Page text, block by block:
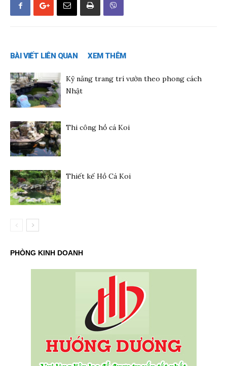
BÀI VIẾT LIÊN QUAN XEM THÊM
Kỹ năng trang trí vườn theo phong cách
Nhật
Thi công hồ cá Koi
Thiết kế Hồ Cá Koi
PHÒNG KINH DOANH